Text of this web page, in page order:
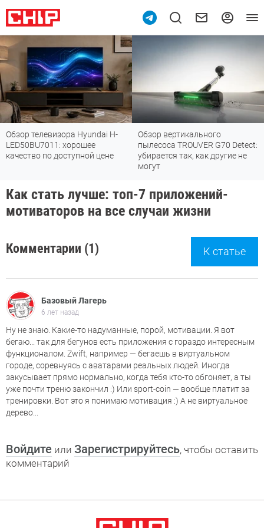
Обзор телевизора Hyundai H-
LED50BU7011: хорошее
качество по доступной цене
Обзор вертикального
пылесоса TROUVER G70 Detect:
убирается так, как другие не
могут
Как стать лучше: топ-7 приложений-
мотиваторов на все случаи жизни
Комментарии (1) К статье
Базовый Лагерь
6 лет назад
Ну не знаю. Какие-то надуманные, порой, мотивации. Я вот
бегаю... так для бегунов есть приложения с гораздо интересным
функционалом. Zwift, например — бегаешь в виртуальном
городе, соревнуясь с аватарами реальных людей. Иногда
закусывает прямо нормально, когда тебя кто-то обгоняет, а ты
уже почти треню закончил :) Или sport-coin — вообще платит за
тренировки. Вот это я понимаю мотивация :) А не виртуальное
дерево...
Войдите или Зарегистрируйтесь, чтобы оставить
комментарий